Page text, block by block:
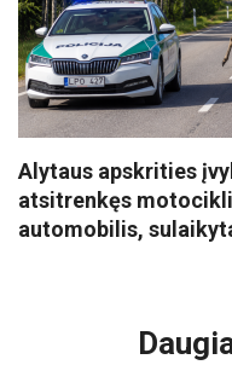
Alytaus apskrities
atsitrenkęs
automobilis,